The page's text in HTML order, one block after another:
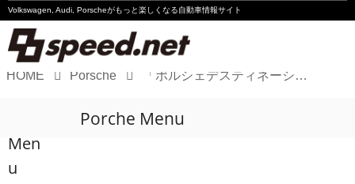
Volkswagen, Audi, Porscheがもっと楽しくなる自動車情報サイト
Audi
HOME Porsche 「ポルシェデスティネーションチャージングステーション 」を軽井沢エリアに設置
Men
u
Porche Menu